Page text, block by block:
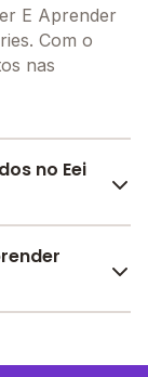
E Aprender
Com o
nas
no Eei
e